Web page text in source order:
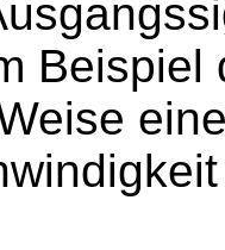
Beispiel